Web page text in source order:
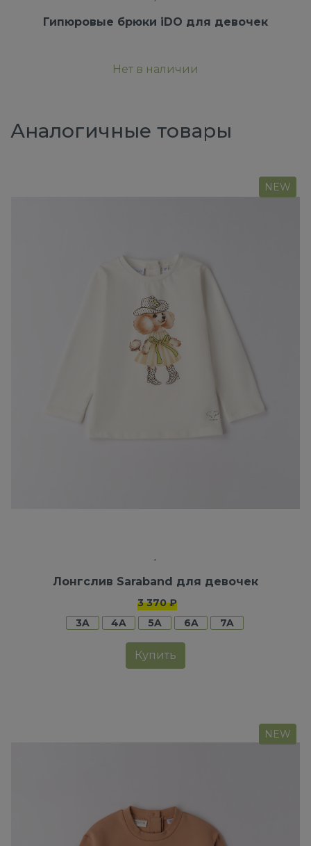
Гипюровые брюки iDO для девочек
Нет в наличии
Аналогичные товары
NEW
Лонгслив Saraband для девочек
3 370 ₽
3A
4A 5A 6A 7A
Купить
NEW